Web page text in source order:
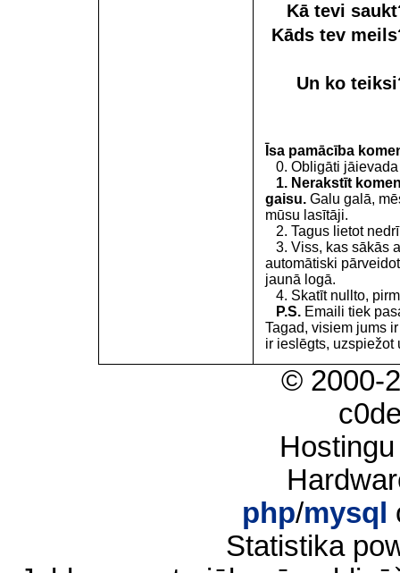
Kā tevi
Kāds tev
Un ko
Īsa pamācība
0. Obligāti jāievada
1. Nerakstīt
gaisu. Galu galā,
mūsu lasītāji.
2. Tagus lietot
3. Viss, kas sākās
automātiski
jaunā logā.
4. Skatīt nullto,
P.S. Emaili tiek
Tagad, visiem jums
ir ieslēgts, uzspiežot
© 2000-
php/mysql
Statistika